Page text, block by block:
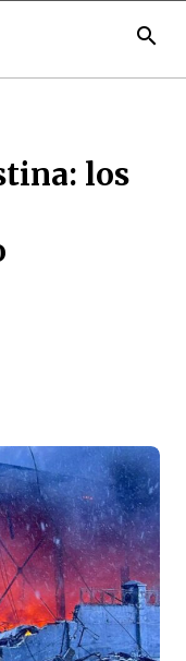
search
los